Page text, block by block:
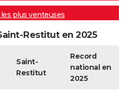
plus venteuses
Restitut en 2025
Saint-
Restitut
Record
national en
2025